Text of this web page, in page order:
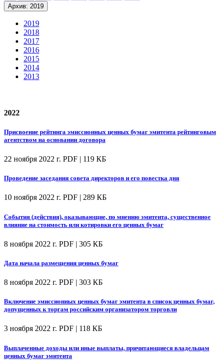
Архив: 2019
2019
2018
2017
2016
2015
2014
2013
2022
Присвоение рейтинга эмиссионных ценных бумаг эмитента рейтинговым
агентством на основании договора
22 ноября 2022 г. PDF | 119 КБ
Проведение заседания совета директоров и его повестка дня
10 ноября 2022 г. PDF | 289 КБ
События (действия), оказывающие, по мнению эмитента, существенное
влияние на стоимость или котировки его ценных бумаг
8 ноября 2022 г. PDF | 305 КБ
Дата начала размещения ценных бумаг
8 ноября 2022 г. PDF | 303 КБ
Включение эмиссионных ценных бумаг эмитента в список ценных бумаг,
допущенных к торгам российским организатором торговли
3 ноября 2022 г. PDF | 118 КБ
Выплаченные доходы или иные выплаты, причитающиеся владельцам
ценных бумаг эмитента